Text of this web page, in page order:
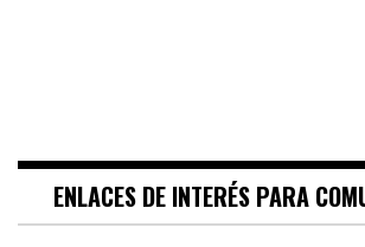
ENLACES DE INTERÉS PARA